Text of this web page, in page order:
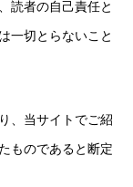
読者の自己責任と
一切とらないこと
、当サイトでご紹
ものであると断定